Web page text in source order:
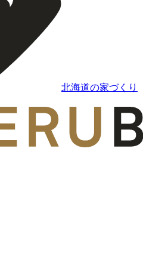
北海道の家づくり